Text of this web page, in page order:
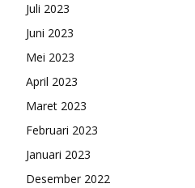
Juli 2023
Juni 2023
Mei 2023
April 2023
Maret 2023
Februari 2023
Januari 2023
Desember 2022